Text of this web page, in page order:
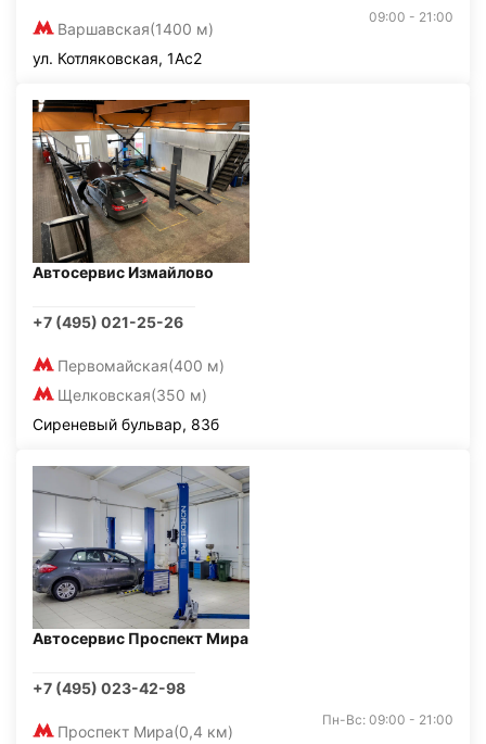
Варшавская(1400 м)
09:00 - 21:00
ул. Котляковская, 1Ас2
Автосервис Измайлово
+7 (495) 021-25-26
Первомайская(400 м)
Щелковская(350 м)
Сиреневый бульвар, 83б
Автосервис Проспект Мира
+7 (495) 023-42-98
Проспект Мира(0,4 км)
Пн-Вс: 09:00 - 21:00